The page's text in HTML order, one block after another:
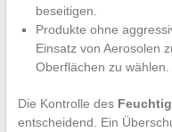
beseitigen.
Produkte ohne
Einsatz von Aerosolen
Oberflächen zu wählen.
Die Kontrolle des
entscheidend. Ein